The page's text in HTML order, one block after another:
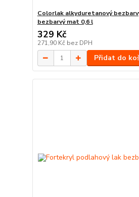
Colorlak alkyduretanový
bezbarvý mat 0,6 l
329 Kč
271,90 Kč bez DPH
Přidat do